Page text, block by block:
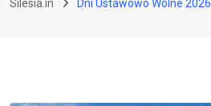
Silesia.in Dni Ustawowo Wolne 2026